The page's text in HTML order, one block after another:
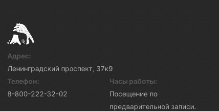
Адрес:
Ленинградский проспект, 37к9
Телефон:
8-800-222-32-02
Часы работы:
Посещение по
предварительной записи.